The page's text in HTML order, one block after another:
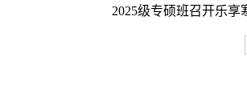
2025级专硕班召开乐享